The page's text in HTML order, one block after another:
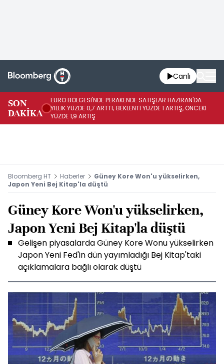
Canlı
SON
DAKİKA
EURO BÖLGESİ'NDE PERAKENDE SATIŞLAR HAZİRAN'DA
YILLIK YÜZDE 0,7 ARTTI; BEKLENTİ YÜZDE 1 ARTIŞ, ÖNCEKİ
YÜZDE 1,9 ARTIŞ
Bloomberg HT Haberler
Güney Kore Won'u yükselirken,
Japon Yeni Bej Kitap'la düştü
Güney Kore Won'u yükselirken,
Japon Yeni Bej Kitap'la düştü
Gelişen piyasalarda Güney Kore Wonu yükselirken
Japon Yeni Fed'in dün yayımladığı Bej Kitap'taki
açıklamalara bağlı olarak düştü